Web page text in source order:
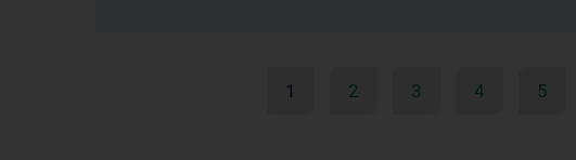
1 2 3 4 5